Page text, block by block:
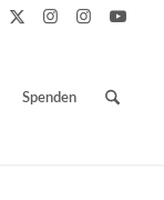
Spenden